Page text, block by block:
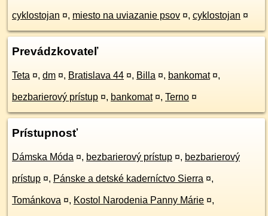
cyklostojan ¤, miesto na uviazanie psov ¤, cyklostojan ¤
Prevádzkovateľ
Teta ¤, dm ¤, Bratislava 44 ¤, Billa ¤, bankomat ¤,
bezbarierový prístup ¤, bankomat ¤, Terno ¤
Prístupnosť
Dámska Móda ¤, bezbarierový prístup ¤, bezbarierový
prístup ¤, Pánske a detské kaderníctvo Sierra ¤,
Tománkova ¤, Kostol Narodenia Panny Márie ¤,